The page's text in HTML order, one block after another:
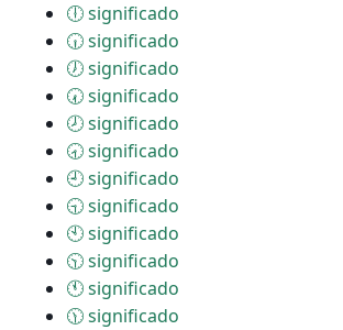
🕕 significado
🕡 significado
🕖 significado
🕢 significado
🕗 significado
🕣 significado
🕘 significado
🕤 significado
🕙 significado
🕥 significado
🕚 significado
🕦 significado